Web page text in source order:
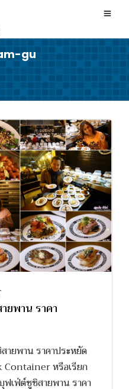
gu
ยพาน ราคา
ายพาน ราคาประหยัด
Container หรือเรียก
ฟเฟ่ต์ซูชิสายพาน ราคา